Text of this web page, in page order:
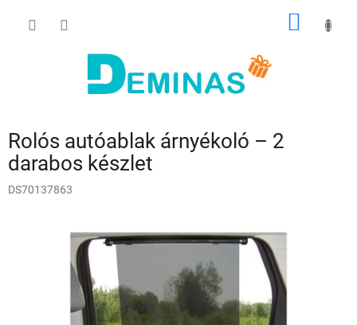
KOSÁR
Rolós autóablak árnyékoló – 2
darabos készlet
DS70137863